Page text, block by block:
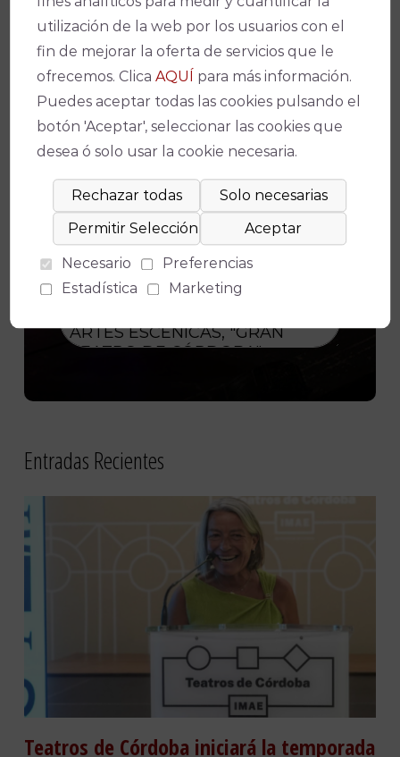
Consiento el uso de mis datos
personales para recibir publicidad de
su entidad.
Entradas Recientes
Teatros de Córdoba iniciará la temporada
utilización de la web por los usuarios con el
fin de mejorar la oferta de servicios que le
ofrecemos. ClicaAQUÍ para más información.
Puedes aceptar todas las cookies pulsando el
botón 'Aceptar', seleccionar las cookies que
desea ó solo usar la cookie necesaria.
Necesario
Preferencias
Estadística
Marketing